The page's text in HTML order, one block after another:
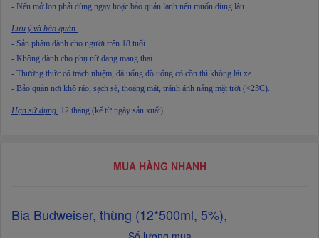
- Nếu mở lon phải dùng ngay hoặc bảo quản lạnh nếu muốn dùng lâu.
Lưu ý và bảo quản.
- Sản phẩm dành cho người trên 18 tuổi.
- Không dành cho phụ nữ đang mang thai.
- Thưởng thức có trách nhiệm, đã uống đồ uống có cồn thì không lái xe.
- Bảo quản nơi khô ráo, sạch sẽ, thoáng mát, tránh ánh nắng mặt trời (<25̊C).
Hạn sử dụng. 12 tháng (kể từ ngày sản xuất)
MUA HÀNG NHANH
Bia Budweiser, thùng (12*500ml, 5%),